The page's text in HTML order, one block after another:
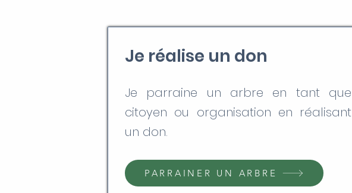
Je réalise un don
Je parraine un arbre en tant que
citoyen ou organisation en réalisant
un don.
PARRAINER UN ARBRE